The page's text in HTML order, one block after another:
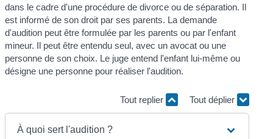
dans le cadre d'une procédure de divorce ou de séparation. Il
est informé de son droit par ses parents. La demande
d'audition peut être formulée par les parents ou par l'enfant
mineur. Il peut être entendu seul, avec un avocat ou une
personne de son choix. Le juge entend l'enfant lui-même ou
désigne une personne pour réaliser l'audition.
Tout replier Tout déplier
À quoi sert l'audition ?